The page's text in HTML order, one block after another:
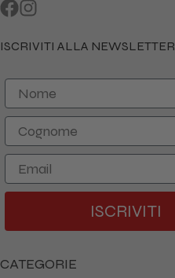
ISCRIVITI ALLA NEWSLETTER
Nome
Cognome
Email
ISCRIVITI
CATEGORIE